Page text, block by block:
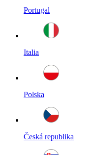
Portugal
Italia
Polska
Česká republika